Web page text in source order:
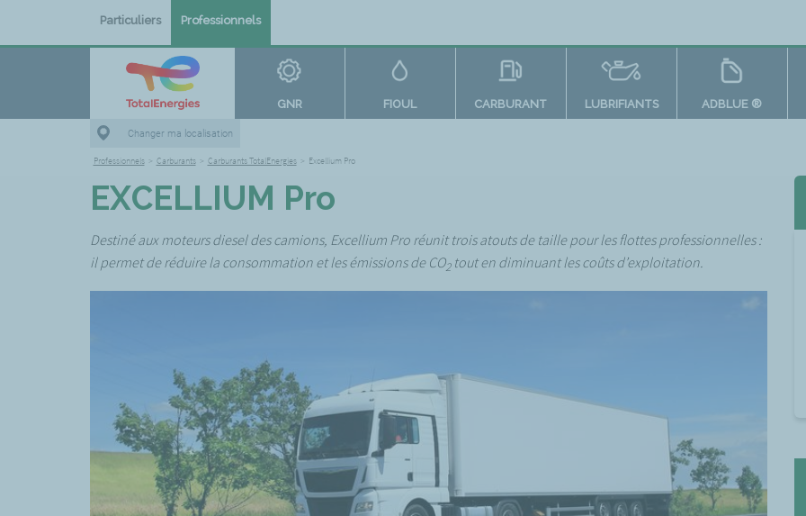
Particuliers Professionnels
GNR FIOUL CARBURANT LUBRIFIANTS ADBLUE ®
Changer ma localisation
Professionnels > Carburants > Carburants TotalEnergies > Excellium Pro
EXCELLIUM Pro
Destiné aux moteurs diesel des camions, Excellium Pro réunit trois atouts de taille pour les flottes professionnelles :
il permet de réduire la consommation et les émissions de CO2tout en diminuant les coûts d’exploitation.